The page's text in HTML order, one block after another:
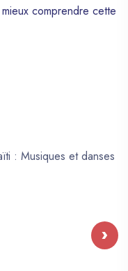
comprendre cette
›